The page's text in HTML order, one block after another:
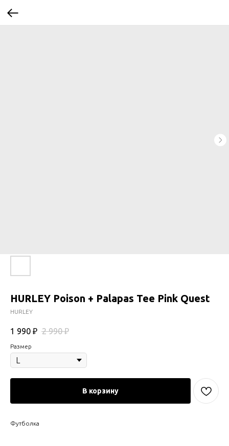
HURLEY Poison + Palapas Tee Pink Quest
HURLEY
1 990 ₽ 2 990 ₽
Размер
В корзину
Футболка